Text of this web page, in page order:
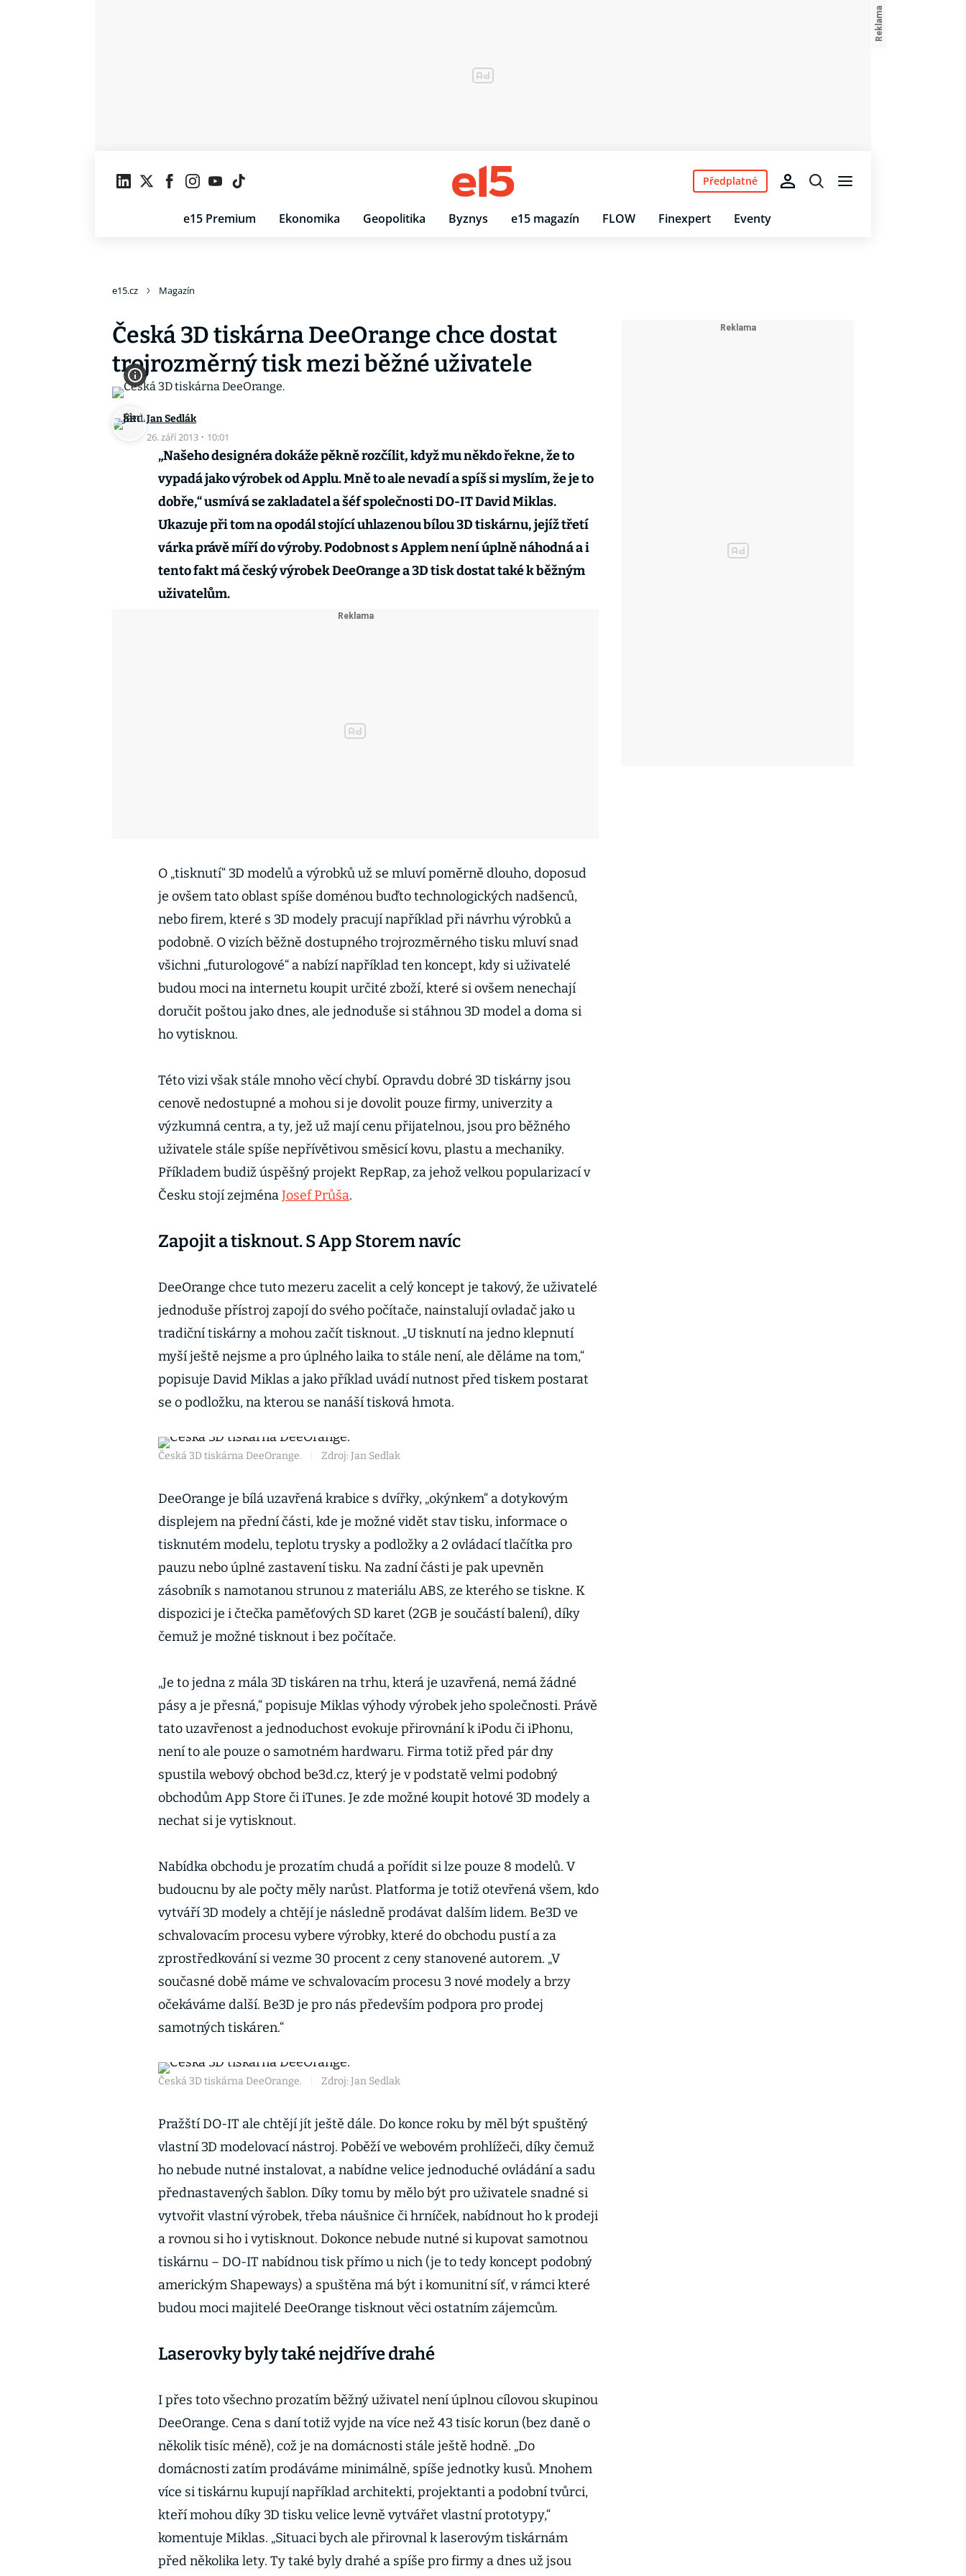
e15 Premium Ekonomika Geopolitika Byznys e15 magazín FLOW Finexpert Eventy
Předplatné
e15.cz Magazín
Česká 3D tiskárna DeeOrange chce dostat
trojrozměrný tisk mezi běžné uživatele
Jan Sedlák
26. září 2013 · 10:01
„Našeho designéra dokáže pěkně rozčílit, když mu někdo řekne, že to
vypadá jako výrobek od Applu. Mně to ale nevadí a spíš si myslím, že je to
dobře,“ usmívá se zakladatel a šéf společnosti DO-IT David Miklas.
Ukazuje při tom na opodál stojící uhlazenou bílou 3D tiskárnu, jejíž třetí
várka právě míří do výroby. Podobnost s Applem není úplně náhodná a i
tento fakt má český výrobek DeeOrange a 3D tisk dostat také k běžným
uživatelům.
O „tisknutí“ 3D modelů a výrobků už se mluví poměrně dlouho, doposud
je ovšem tato oblast spíše doménou buďto technologických nadšenců,
nebo firem, které s 3D modely pracují například při návrhu výrobků a
podobně. O vizích běžně dostupného trojrozměrného tisku mluví snad
všichni „futurologové“ a nabízí například ten koncept, kdy si uživatelé
budou moci na internetu koupit určité zboží, které si ovšem nenechají
doručit poštou jako dnes, ale jednoduše si stáhnou 3D model a doma si
ho vytisknou.
Této vizi však stále mnoho věcí chybí. Opravdu dobré 3D tiskárny jsou
cenově nedostupné a mohou si je dovolit pouze firmy, univerzity a
výzkumná centra, a ty, jež už mají cenu přijatelnou, jsou pro běžného
uživatele stále spíše nepřívětivou směsicí kovu, plastu a mechaniky.
Příkladem budiž úspěšný projekt RepRap, za jehož velkou popularizací v
Česku stojí zejménaJosef Průša.
Zapojit a tisknout. S App Storem navíc
DeeOrange chce tuto mezeru zacelit a celý koncept je takový, že uživatelé
jednoduše přístroj zapojí do svého počítače, nainstalují ovladač jako u
tradiční tiskárny a mohou začít tisknout. „U tisknutí na jedno klepnutí
myší ještě nejsme a pro úplného laika to stále není, ale děláme na tom,“
popisuje David Miklas a jako příklad uvádí nutnost před tiskem postarat
se o podložku, na kterou se nanáší tisková hmota.
Česká 3D tiskárna DeeOrange. Zdroj: Jan Sedlak
DeeOrange je bílá uzavřená krabice s dvířky, „okýnkem“ a dotykovým
displejem na přední části, kde je možné vidět stav tisku, informace o
tisknutém modelu, teplotu trysky a podložky a 2 ovládací tlačítka pro
pauzu nebo úplné zastavení tisku. Na zadní části je pak upevněn
zásobník s namotanou strunou z materiálu ABS, ze kterého se tiskne. K
dispozici je i čtečka paměťových SD karet (2GB je součástí balení), díky
čemuž je možné tisknout i bez počítače.
„Je to jedna z mála 3D tiskáren na trhu, která je uzavřená, nemá žádné
pásy a je přesná,“ popisuje Miklas výhody výrobek jeho společnosti. Právě
tato uzavřenost a jednoduchost evokuje přirovnání k iPodu či iPhonu,
není to ale pouze o samotném hardwaru. Firma totiž před pár dny
spustila webový obchod be3d.cz, který je v podstatě velmi podobný
obchodům App Store či iTunes. Je zde možné koupit hotové 3D modely a
nechat si je vytisknout.
Nabídka obchodu je prozatím chudá a pořídit si lze pouze 8 modelů. V
budoucnu by ale počty měly narůst. Platforma je totiž otevřená všem, kdo
vytváří 3D modely a chtějí je následně prodávat dalším lidem. Be3D ve
schvalovacím procesu vybere výrobky, které do obchodu pustí a za
zprostředkování si vezme 30 procent z ceny stanovené autorem. „V
současné době máme ve schvalovacím procesu 3 nové modely a brzy
očekáváme další. Be3D je pro nás především podpora pro prodej
samotných tiskáren.“
Česká 3D tiskárna DeeOrange. Zdroj: Jan Sedlak
Pražští DO-IT ale chtějí jít ještě dále. Do konce roku by měl být spuštěný
vlastní 3D modelovací nástroj. Poběží ve webovém prohlížeči, díky čemuž
ho nebude nutné instalovat, a nabídne velice jednoduché ovládání a sadu
přednastavených šablon. Díky tomu by mělo být pro uživatele snadné si
vytvořit vlastní výrobek, třeba náušnice či hrníček, nabídnout ho k prodeji
a rovnou si ho i vytisknout. Dokonce nebude nutné si kupovat samotnou
tiskárnu – DO-IT nabídnou tisk přímo u nich (je to tedy koncept podobný
americkým Shapeways) a spuštěna má být i komunitní síť, v rámci které
budou moci majitelé DeeOrange tisknout věci ostatním zájemcům.
Laserovky byly také nejdříve drahé
I přes toto všechno prozatím běžný uživatel není úplnou cílovou skupinou
DeeOrange. Cena s daní totiž vyjde na více než 43 tisíc korun (bez daně o
několik tisíc méně), což je na domácnosti stále ještě hodně. „Do
domácnosti zatím prodáváme minimálně, spíše jednotky kusů. Mnohem
více si tiskárnu kupují například architekti, projektanti a podobní tvůrci,
kteří mohou díky 3D tisku velice levně vytvářet vlastní prototypy,“
komentuje Miklas. „Situaci bych ale přirovnal k laserovým tiskárnám
před několika lety. Ty také byly drahé a spíše pro firmy a dnes už jsou